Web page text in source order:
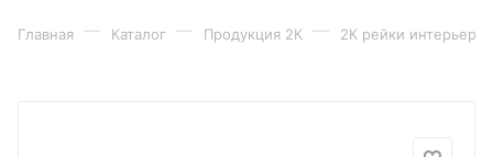
Главная — Каталог — Продукция 2К — 2К рейки